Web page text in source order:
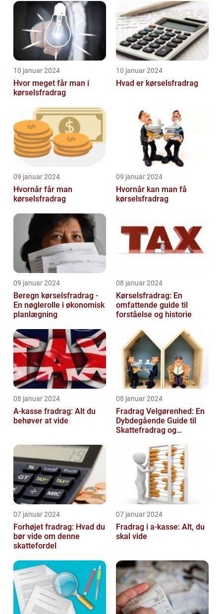
finansf...
10 januar 2024
Hvor meget får man i
kørselsfradrag
10 januar 2024
Hvad er kørselsfradrag
09 januar 2024
Hvornår får man
kørselsfradrag
09 januar 2024
Hvornår kan man få
kørselsfradrag
09 januar 2024
Beregn kørselsfradrag -
En nøglerolle i økonomisk
planlægning
08 januar 2024
Kørselsfradrag: En
omfattende guide til
forståelse og historie
08 januar 2024
A-kasse fradrag: Alt du
behøver at vide
08 januar 2024
Fradrag Velgørenhed: En
Dybdegående Guide til
Skattefradrag og
07 januar 2024
Forhøjet fradrag: Hvad du
bør vide om denne
skattefordel
07 januar 2024
Fradrag i a-kasse: Alt, du
skal vide